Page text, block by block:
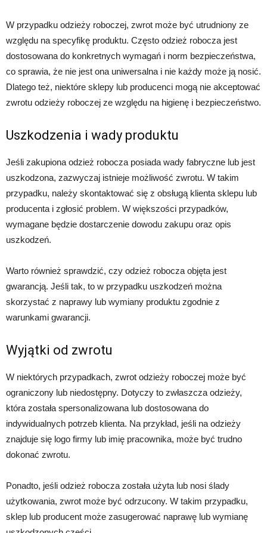
W przypadku odzieży roboczej, zwrot może być utrudniony ze
względu na specyfikę produktu. Często odzież robocza jest
dostosowana do konkretnych wymagań i norm bezpieczeństwa,
co sprawia, że nie jest ona uniwersalna i nie każdy może ją nosić.
Dlatego też, niektóre sklepy lub producenci mogą nie akceptować
zwrotu odzieży roboczej ze względu na higienę i bezpieczeństwo.
Uszkodzenia i wady produktu
Jeśli zakupiona odzież robocza posiada wady fabryczne lub jest
uszkodzona, zazwyczaj istnieje możliwość zwrotu. W takim
przypadku, należy skontaktować się z obsługą klienta sklepu lub
producenta i zgłosić problem. W większości przypadków,
wymagane będzie dostarczenie dowodu zakupu oraz opis
uszkodzeń.
Warto również sprawdzić, czy odzież robocza objęta jest
gwarancją. Jeśli tak, to w przypadku uszkodzeń można
skorzystać z naprawy lub wymiany produktu zgodnie z
warunkami gwarancji.
Wyjątki od zwrotu
W niektórych przypadkach, zwrot odzieży roboczej może być
ograniczony lub niedostępny. Dotyczy to zwłaszcza odzieży,
która została spersonalizowana lub dostosowana do
indywidualnych potrzeb klienta. Na przykład, jeśli na odzieży
znajduje się logo firmy lub imię pracownika, może być trudno
dokonać zwrotu.
Ponadto, jeśli odzież robocza została użyta lub nosi ślady
użytkowania, zwrot może być odrzucony. W takim przypadku,
sklep lub producent może zasugerować naprawę lub wymianę